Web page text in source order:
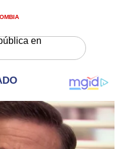
en